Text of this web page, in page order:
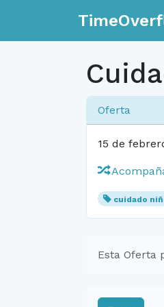
Oferta
15 de
cuidado
Esta Oferta